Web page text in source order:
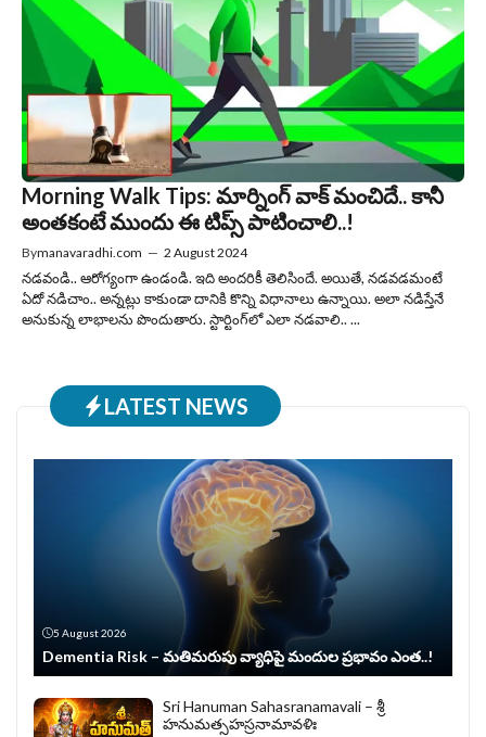
Morning Walk Tips: మార్నింగ్ వాక్ మంచిదే.. కానీ
అంతకంటే ముందు ఈ టిప్స్‌ పాటించాలి..!
Bymanavaradhi.com — 2 August 2024
నడవండి.. ఆరోగ్యంగా ఉండండి. ఇది అందరికీ తెలిసిందే. అయితే, నడవడమంటే
ఏదో నడిచాం.. అన్నట్లు కాకుండా దానికి కొన్ని విధానాలు ఉన్నాయి. అలా నడిస్తేనే
అనుకున్న లాభాలను పొందుతారు. స్టార్టింగ్‌లో ఎలా నడవాలి.. ...
LATEST NEWS
5 August 2026
Dementia Risk – మతిమరుపు వ్యాధిపై మందుల ప్రభావం ఎంత..!
Sri Hanuman Sahasranamavali – శ్రీ
హనుమత్సహస్రనామావళిః